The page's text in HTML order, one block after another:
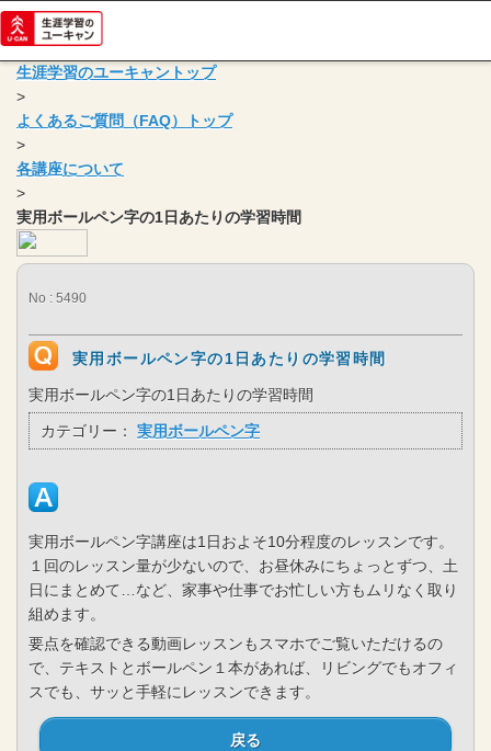
生涯学習のユーキャントップ
>
よくあるご質問（FAQ）トップ
>
各講座について
>
実用ボールペン字の1日あたりの学習時間
No : 5490
実用ボールペン字の1日あたりの学習時間
実用ボールペン字の1日あたりの学習時間
カテゴリー： 実用ボールペン字
実用ボールペン字講座は1日およそ10分程度のレッスンです。
１回のレッスン量が少ないので、お昼休みにちょっとずつ、土
日にまとめて…など、家事や仕事でお忙しい方もムリなく取り
組めます。
要点を確認できる動画レッスンもスマホでご覧いただけるの
で、テキストとボールペン１本があれば、リビングでもオフィ
スでも、サッと手軽にレッスンできます。
戻る